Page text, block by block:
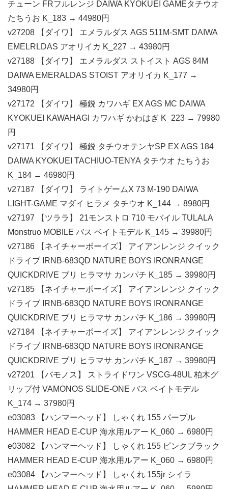
チューン FRフルレンジ DAIWA KYOKUEI GAMEタチウオ
たちうお K_183 → 44980円
v27208 【ダイワ】 エメラルダス AGS 511M-SMT DAIWA
EMELRLDAS アオリイカ K_227 → 43980円
v27188 【ダイワ】 エメラルダス ストイスト AGS 84M
DAIWA EMERALDAS STOIST アオリイカ K_177 →
34980円
v27172 【ダイワ】 極鋭 カワハギ EX AGS MC DAIWA
KYOKUEI KAWAHAGI カワハギ かわはぎ K_223 → 79980
円
v27171 【ダイワ】 極鋭 タチウオテンヤSP EX AGS 184
DAIWA KYOKUEI TACHIUO-TENYA タチウオ たちうお
K_184 → 46980円
v27187 【ダイワ】 ライトゲームX 73 M-190 DAIWA
LIGHT-GAME マダイ ヒラメ タチウオ K_144 → 8980円
v27197 【ツララ】 21モンストロ 710 モバイル TULALA
Monstruo MOBILE バス ベイトモデル K_145 → 39980円
v27186 【ネイチャーボーイズ】 アイアンレンジ クイック
ドライブ IRNB-683QD NATURE BOYS IRONRANGE
QUICKDRIVE ブリ ヒラマサ カンパチ K_185 → 39980円
v27185 【ネイチャーボーイズ】 アイアンレンジ クイック
ドライブ IRNB-683QD NATURE BOYS IRONRANGE
QUICKDRIVE ブリ ヒラマサ カンパチ K_186 → 39980円
v27184 【ネイチャーボーイズ】 アイアンレンジ クイック
ドライブ IRNB-683QD NATURE BOYS IRONRANGE
QUICKDRIVE ブリ ヒラマサ カンパチ K_187 → 39980円
v27201 【バモノス】 ストライドワン VSCG-48UL 柏木グ
リップ付 VAMONOS SLIDE-ONE バス ベイトモデル
K_174 → 37980円
e03083 【ハンマーヘッド】 しゃくれ 155 パープル
HAMMER HEAD E-CUP 海水用ルアー K_060 → 6980円
e03082 【ハンマーヘッド】 しゃくれ 155 ピンクブラック
HAMMER HEAD E-CUP 海水用ルアー K_060 → 6980円
e03084 【ハンマーヘッド】 しゃくれ 155jr シイラ